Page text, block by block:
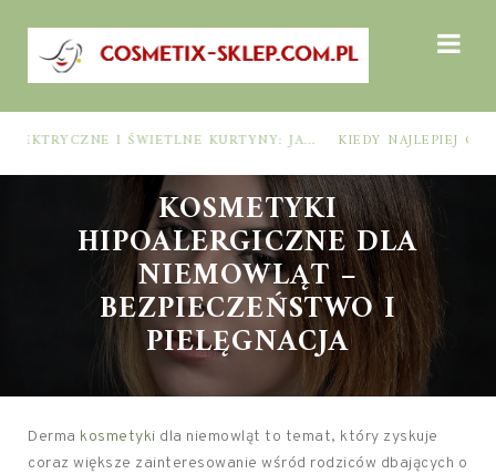
KIEDY NAJLEPIEJ ODDAĆ ROWER DO SERWISU, ABY ZAOSZCZĘDZIĆ CZAS I PIENIĄDZE?
KOSMETYKI
HIPOALERGICZNE DLA
NIEMOWLĄT –
BEZPIECZEŃSTWO I
PIELĘGNACJA
Derma kosmetyki dla niemowląt to temat, który zyskuje
coraz większe zainteresowanie wśród rodziców dbających o